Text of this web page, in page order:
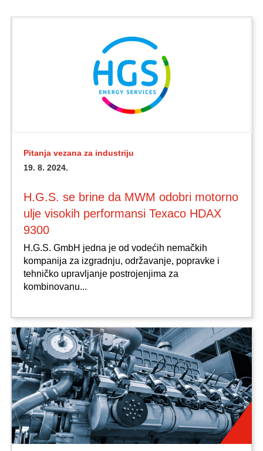
Pitanja vezana za industriju
19. 8. 2024.
H.G.S. se brine da MWM odobri motorno
ulje visokih performansi Texaco HDAX
9300
H.G.S. GmbH jedna je od vodećih nemačkih
kompanija za izgradnju, održavanje, popravke i
tehničko upravljanje postrojenjima za
kombinovanu...